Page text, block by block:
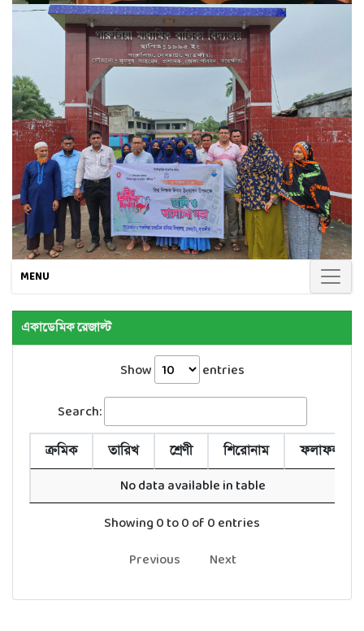
MENU
একাডেমিক রেজাল্ট
Show entries
Search:
ক্রমিক তারিখ শ্রেণী শিরোনাম ফলাফল
No data available in table
Showing 0 to 0 of 0 entries
Previous
Next